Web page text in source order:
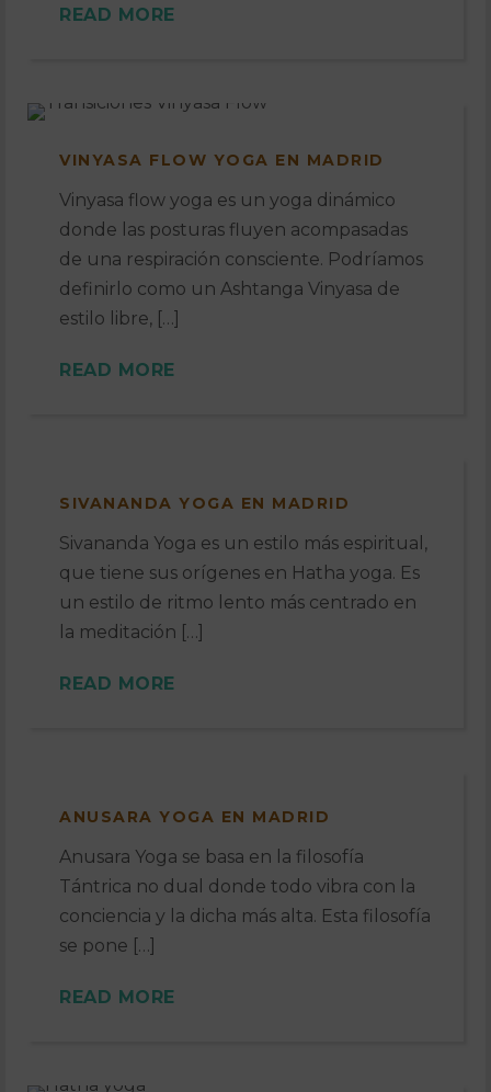
READ MORE
VINYASA FLOW YOGA EN MADRID
Vinyasa flow yoga es un yoga dinámico
donde las posturas fluyen acompasadas
de una respiración consciente. Podríamos
definirlo como un Ashtanga Vinyasa de
estilo libre, […]
READ MORE
SIVANANDA YOGA EN MADRID
Sivananda Yoga es un estilo más espiritual,
que tiene sus orígenes en Hatha yoga. Es
un estilo de ritmo lento más centrado en
la meditación […]
READ MORE
ANUSARA YOGA EN MADRID
Anusara Yoga se basa en la filosofía
Tántrica no dual donde todo vibra con la
conciencia y la dicha más alta. Esta filosofía
se pone […]
READ MORE